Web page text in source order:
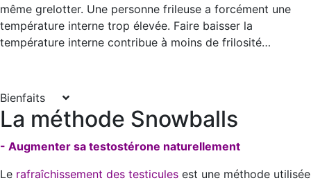
même grelotter. Une personne frileuse a forcément une
température interne trop élevée. Faire baisser la
température interne contribue à moins de frilosité…
Bienfaits
La méthode Snowballs
- Augmenter sa testostérone naturellement
Le rafraîchissement des testicules est une méthode utilisée